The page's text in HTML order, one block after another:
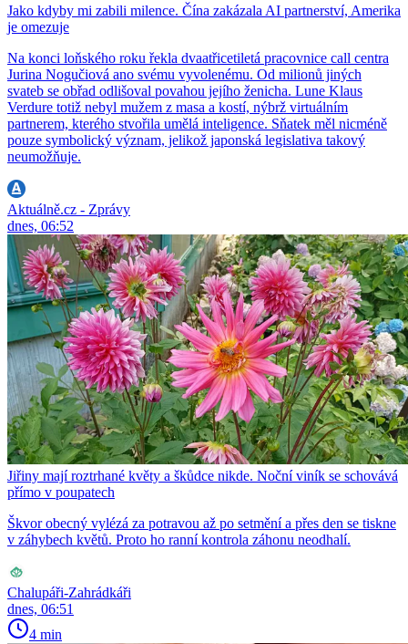
Jako kdyby mi zabili milence. Čína zakázala AI partnerství, Amerika
je omezuje
Na konci loňského roku řekla dvaatřicetiletá pracovnice call centra
Jurina Nogučiová ano svému vyvolenému. Od milionů jiných
svateb se obřad odlišoval povahou jejího ženicha. Lune Klaus
Verdure totiž nebyl mužem z masa a kostí, nýbrž virtuálním
partnerem, kterého stvořila umělá inteligence. Sňatek měl nicméně
pouze symbolický význam, jelikož japonská legislativa takový
neumožňuje.
Aktuálně.cz - Zprávy
dnes, 06:52
Jiřiny mají roztrhané květy a škůdce nikde. Noční viník se schovává
přímo v poupatech
Škvor obecný vylézá za potravou až po setmění a přes den se tiskne
v záhybech květů. Proto ho ranní kontrola záhonu neodhalí.
Chalupáři-Zahrádkáři
dnes, 06:51
4 min